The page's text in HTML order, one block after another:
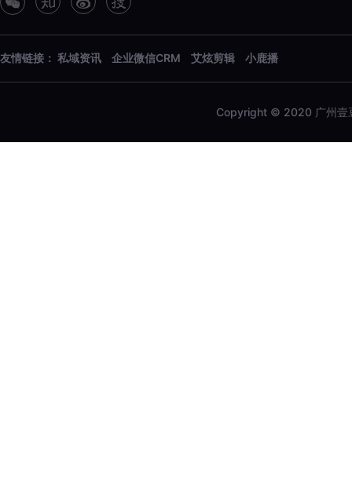
友情链接： 私域资讯 企业微信CRM 艾炫剪辑 小鹿播
Copyright © 2020 广州壹